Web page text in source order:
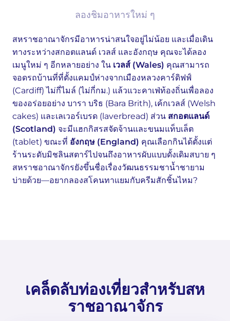
ลองชิมอาหารใหม่ ๆ
สหราชอาณาจักรมีอาหารน่าสนใจอยู่ไม่น้อย และเมื่อเดิน
ทางระหว่างสกอตแลนด์ เวลส์ และอังกฤษ คุณจะได้ลอง
เมนูใหม่ ๆ อีกหลายอย่าง ใน เวลส์ (Wales) คุณสามารถ
จอดรถบ้านที่ที่ตั้งแคมป์ห่างจากเมืองหลวงคาร์ดิฟฟ์
(Cardiff) ไม่กี่ไมล์ (ไม่กี่กม.) แล้วแวะคาเฟ่ท้องถิ่นเพื่อลอง
ของอร่อยอย่าง บารา บริธ (Bara Brith), เค้กเวลส์ (Welsh
cakes) และเลเวอร์เบรด (laverbread) ส่วน สกอตแลนด์
(Scotland) จะมีแฮกกิสรสจัดจ้านและขนมแท็บเล็ต
(tablet) ขณะที่ อังกฤษ (England) คุณเลือกกินได้ตั้งแต่
ร้านระดับมิชลินสตาร์ไปจนถึงอาหารผับแบบดั้งเดิมสบาย ๆ
สหราชอาณาจักรยังขึ้นชื่อเรื่องวัฒนธรรมชาน้ำชายาม
บ่ายด้วย—อยากลองสโคนทาแยมกับครีมสักชิ้นไหม?
เคล็ดลับท่องเที่ยวสำหรับสห
ราชอาณาจักร